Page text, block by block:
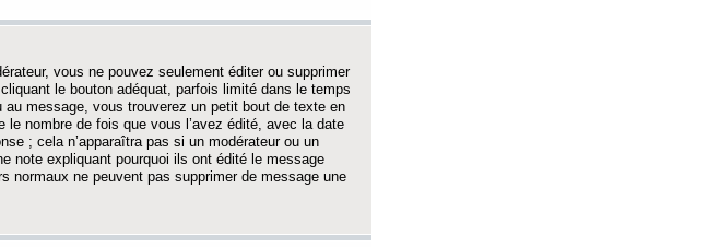
vous ne pouvez seulement éditer ou supprimer
le bouton adéquat, parfois limité dans le temps
au message, vous trouverez un petit bout de texte en
nombre de fois que vous l’avez édité, avec la date
; cela n’apparaîtra pas si un modérateur ou un
note expliquant pourquoi ils ont édité le message
normaux ne peuvent pas supprimer de message une